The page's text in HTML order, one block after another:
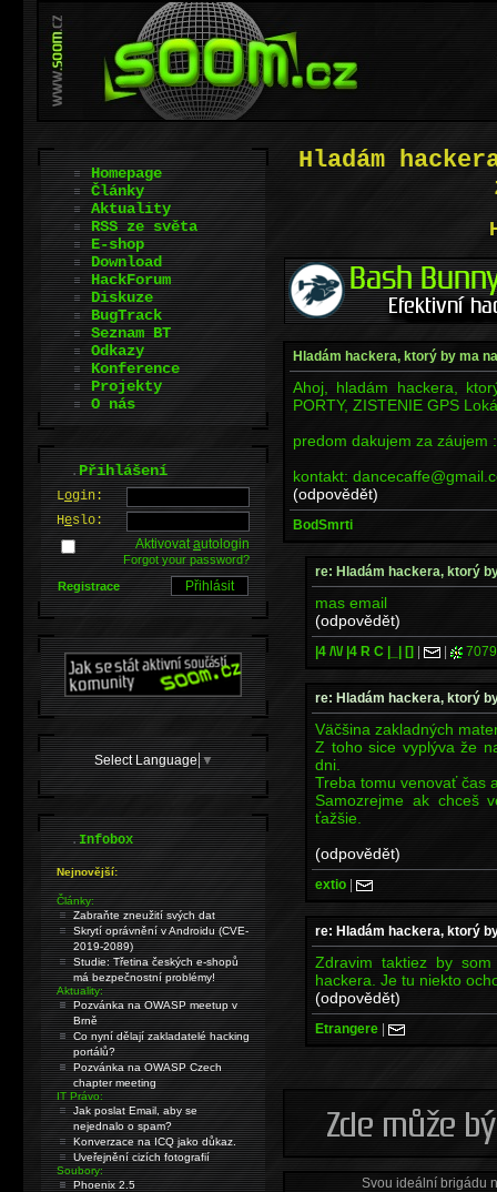
Hladám
Hladám hackera, ktorý by ma
Ahoj, hladám hackera,
PORTY, ZISTENIE GPS
predom dakujem za záujem
kontakt:
(odpovědět)
BodSmrti
re: Hladám hackera, ktorý
mas email
(odpovědět)
|4 /\\/ |4 R C |_| [] | |
re: Hladám hackera, ktorý
Väčšina zakladných
Z toho sice vyplýva že
dni.
Treba tomu venovať čas
Samozrejme ak chceš
ťažšie.
(odpovědět)
extio |
re: Hladám hackera, ktorý
Zdravim taktiez by
hackera. Je tu niekto
(odpovědět)
Etrangere |
Svou ideální brigádu
Homepage
Články
Aktuality
RSS ze světa
E-shop
Download
HackForum
Diskuze
BugTrack
Seznam BT
Odkazy
Konference
Projekty
O nás
.Přihlášení
Login:
Heslo:
Aktivovatautologin
Forgot your password?
Registrace
Select Language ▼
.Infobox
Nejnovější:
Články:
Zabraňte zneužití svých dat
Skrytí oprávnění v Androidu (CVE-
2019-2089)
Studie: Třetina českých e-shopů
má bezpečnostní problémy!
Aktuality:
Pozvánka na OWASP meetup v
Brně
Co nyní dělají zakladatelé hacking
portálů?
Pozvánka na OWASP Czech
chapter meeting
IT Právo:
Jak poslat Email, aby se
nejednalo o spam?
Konverzace na ICQ jako důkaz.
Uveřejnění cizích fotografií
Soubory:
Phoenix 2.5